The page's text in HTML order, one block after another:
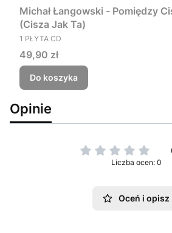
Michał Łangowski - Pomiędzy
(Cisza Jak Ta)
PRODUCENT
1 PŁYTA CD
Cena
49,90 zł
Do koszyka
Opinie
Liczba ocen: 0
Oceń i opisz